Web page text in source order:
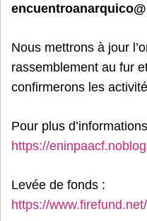
Nous mettrons à jour
rassemblement au fur
confirmerons les
Pour plus
https://
Levée de fonds :
https://